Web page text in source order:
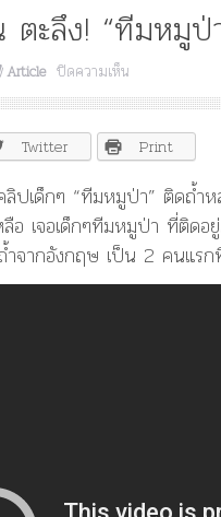
ะลึง! “ทีมหมูป่
Article ปิดความเห็น
ชาว
เน็ต
ญี่ปุ่น
ตะลึง!
หมูป่า”
ติด
ถ้ำ
หลวง
ใช้
Twitter Print
ปเด็กๆ “ทีมหมูป่า” ติดถ้ำห
อ เจอเด็กๆทีมหมูป่า ที่ติด
ถ้ำจากอังกฤษ เป็น 2 คนแ